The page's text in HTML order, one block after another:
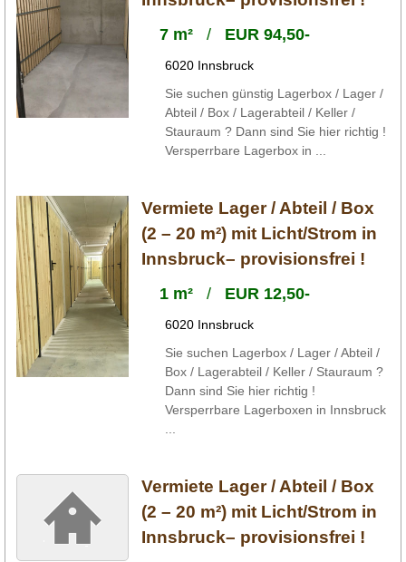
7 m²/ EUR 94,50-
6020 Innsbruck
Sie suchen günstig Lagerbox / Lager /
Abteil / Box / Lagerabteil / Keller /
Stauraum ? Dann sind Sie hier richtig !
Versperrbare Lagerbox in ...
Vermiete Lager / Abteil / Box
(2 – 20 m²) mit Licht/Strom in
Innsbruck– provisionsfrei !
1 m²/ EUR 12,50-
6020 Innsbruck
Sie suchen Lagerbox / Lager / Abteil /
Box / Lagerabteil / Keller / Stauraum ?
Dann sind Sie hier richtig !
Versperrbare Lagerboxen in Innsbruck
Vermiete Lager / Abteil / Box
(2 – 20 m²) mit Licht/Strom in
Innsbruck– provisionsfrei !